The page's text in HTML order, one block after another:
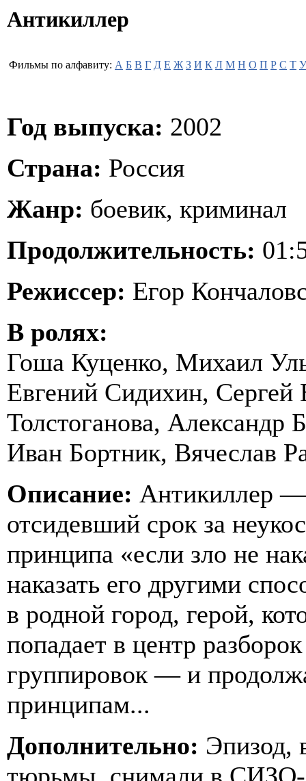
Антикиллер
Фильмы по алфавиту: А Б В Г Д Е Ж З И К Л М Н О П Р С Т У
Год выпуска: 2002
Страна: Россия
Жанр: боевик, криминал
Продолжительность:
Режиссер: Егор
В ролях:
Гоша Куценко, Михаил
Евгений Сидихин, Сергей
Толстоганова, Александр
Иван Бортник, Вячеслав
Описание: Антикиллер
отсидевший срок за
принципа «если зло не
наказать его другими
в родной город, герой,
попадает в центр
группировок — и
принципам...
Дополнительно: Эпизод,